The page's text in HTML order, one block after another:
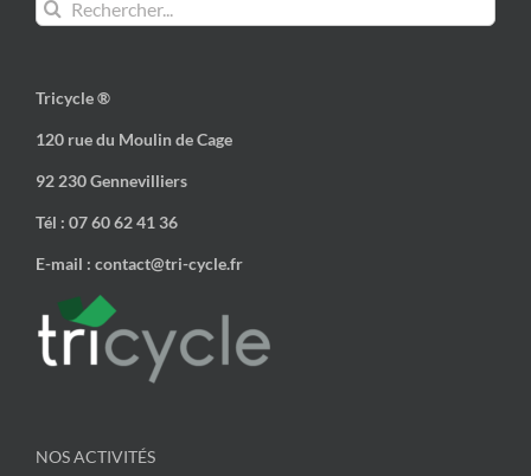
Tricycle ®
120 rue du Moulin de Cage
92 230 Gennevilliers
Tél : 07 60 62 41 36
E-mail : contact@tri-cycle.fr
NOS ACTIVITÉS